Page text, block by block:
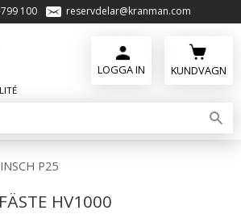
100 reservdelar@kranman.com
KUNDVAGN
P25
HV1000